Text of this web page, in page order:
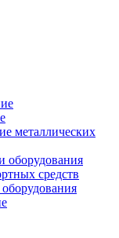
металлических
оборудования
средств